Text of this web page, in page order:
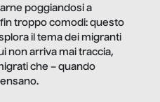
poggiandosi a
troppo comodi: questo
il tema dei migranti
non arriva mai traccia,
che – quando